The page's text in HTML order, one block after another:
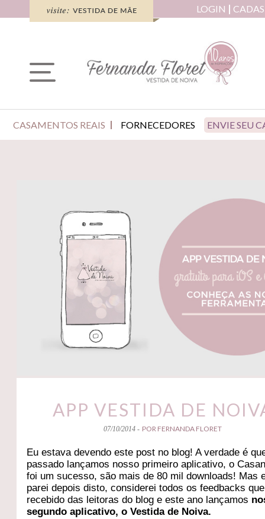
LOGIN
CASAMENTOS REAIS FORNECEDORES ENVIE SEU
APP VESTIDA DE
07/10/2014 - POR FERNANDA FLORET
Eu estava devendo este post no blog! A verdade é
passado lançamos nosso primeiro aplicativo, o
foi um sucesso, são mais de 80 mil downloads! Mas
parei depois disto, considerei todos os feedbacks
recebido das leitoras do blog e este ano lançamos
segundo aplicativo, o Vestida de Noiva.